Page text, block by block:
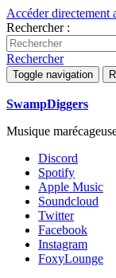
Accéder directement
Rechercher :
Rechercher
Toggle navigation
SwampDiggers
Musique
Discord
Spotify
Apple Music
Soundcloud
Twitter
Facebook
Instagram
FoxyLounge